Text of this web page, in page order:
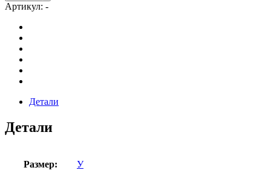
Артикул: -
Детали
Детали
Размер: У